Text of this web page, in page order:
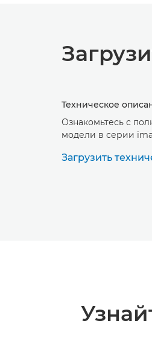
Техническое
Ознакомьтесь с
модели в серии
Загрузить